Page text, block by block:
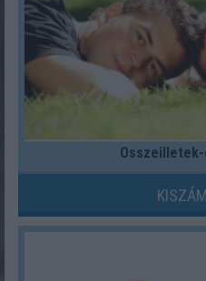
Összeilletek-